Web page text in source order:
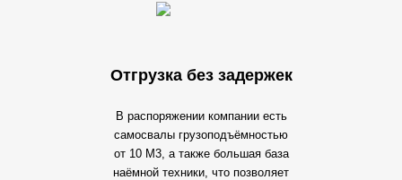
Отгрузка без задержек
В распоряжении компании есть
самосвалы грузоподъёмностью
от 10 М3, а также большая база
наёмной техники, что позволяет